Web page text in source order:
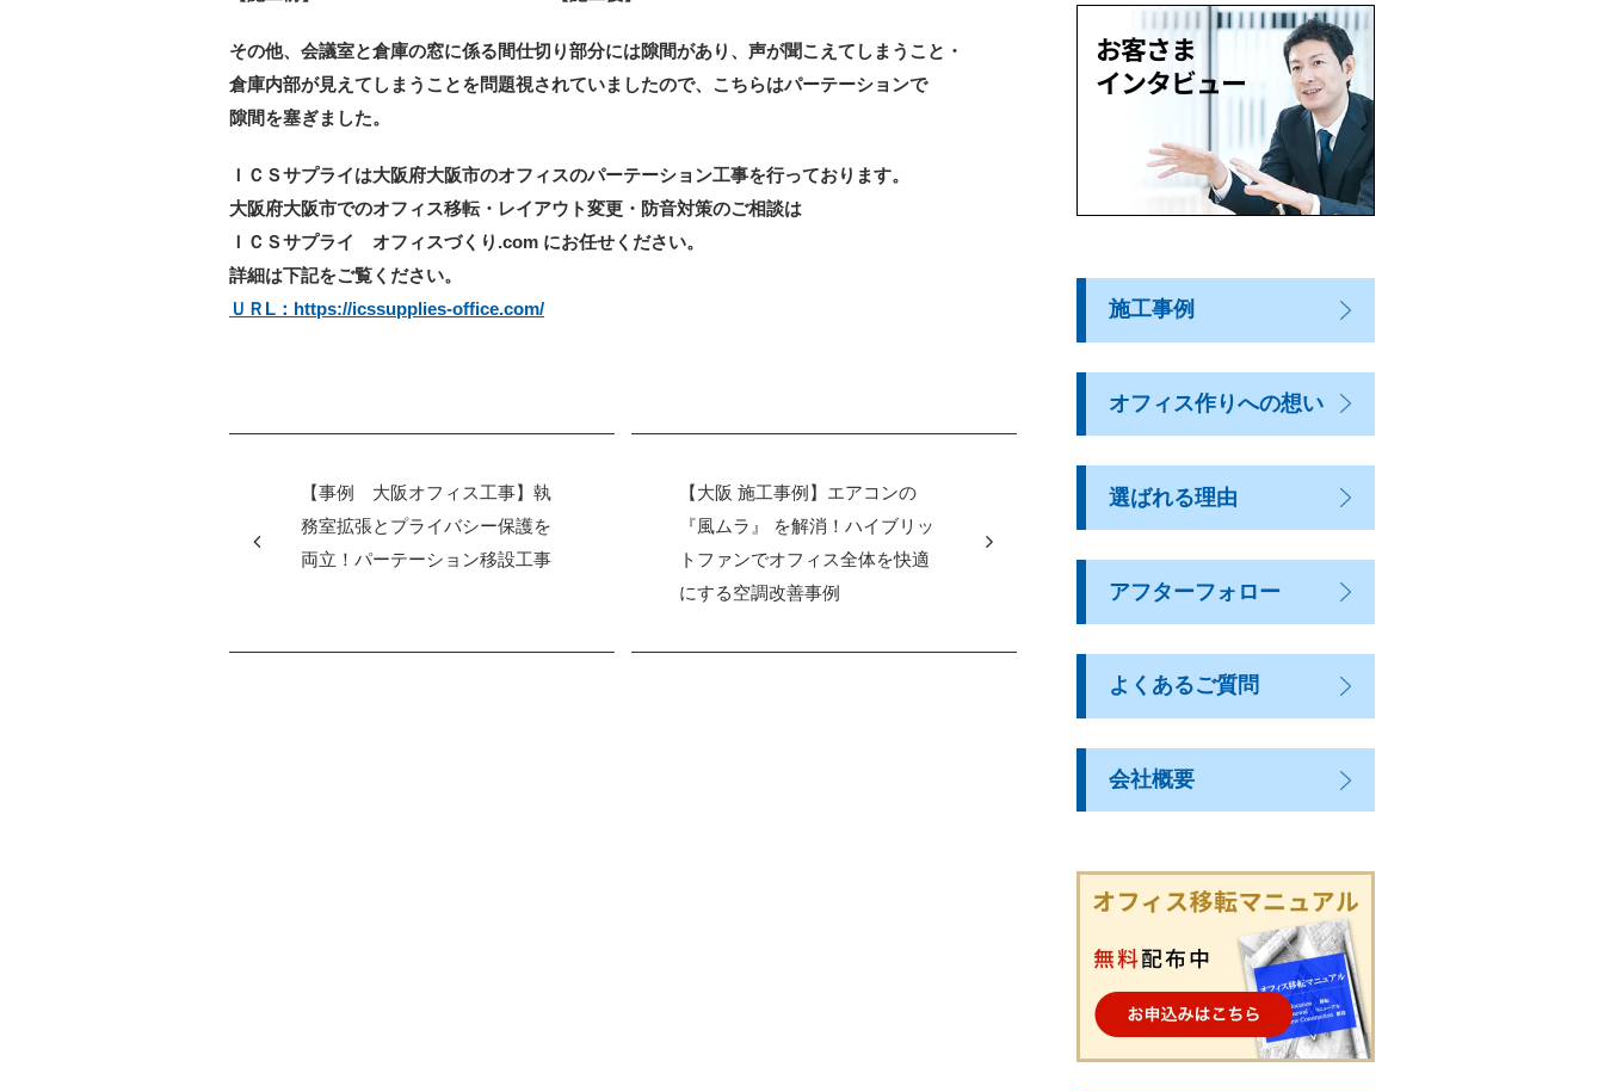
その他、会議室と倉庫の窓に係る間仕切り部分には隙間があり、声が聞こえてしまうこと・
倉庫内部が見えてしまうことを問題視されていましたので、こちらはパーテーションで
隙間を塞ぎました。
ＩＣＳサプライは大阪府大阪市のオフィスのパーテーション工事を行っております。
大阪府大阪市でのオフィス移転・レイアウト変更・防音対策のご相談は
ＩＣＳサプライ オフィスづくり.com にお任せください。
詳細は下記をご覧ください。
ＵＲL：https://icssupplies-office.com/
【事例 大阪オフィス工事】執
務室拡張とプライバシー保護を
両立！パーテーション移設工事
【大阪 施工事例】エアコンの
『風ムラ』 を解消！ハイブリッ
トファンでオフィス全体を快適
にする空調改善事例
施工事例
オフィス作りへの想い
選ばれる理由
アフターフォロー
よくあるご質問
会社概要